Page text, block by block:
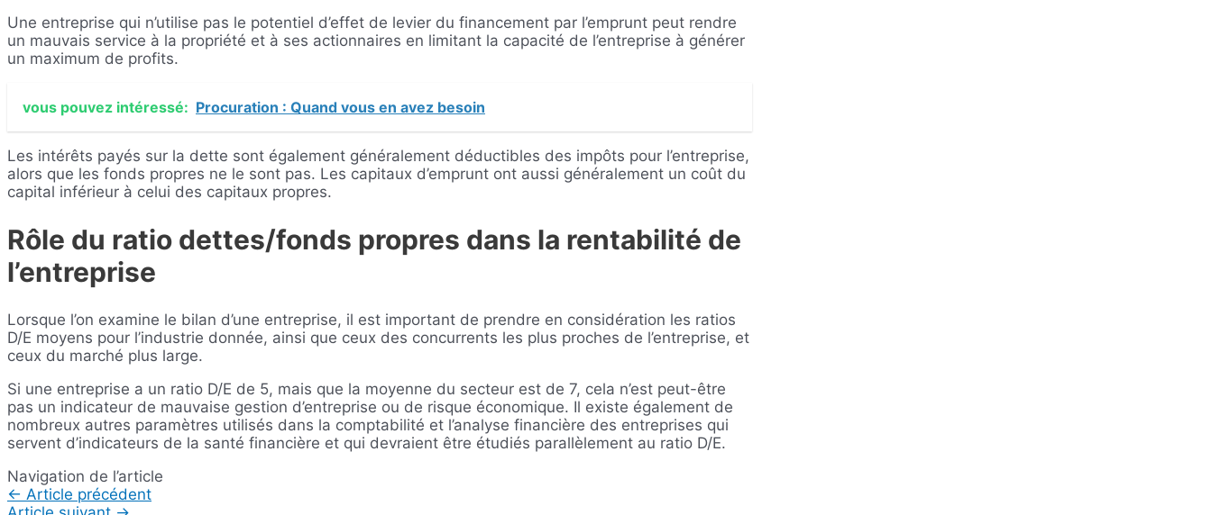
Une entreprise qui n’utilise pas le potentiel d’effet de levier du financement par l’emprunt peut rendre
un mauvais service à la propriété et à ses actionnaires en limitant la capacité de l’entreprise à générer
un maximum de profits.
vous pouvez intéressé: Procuration : Quand vous en avez besoin
Les intérêts payés sur la dette sont également généralement déductibles des impôts pour l’entreprise,
alors que les fonds propres ne le sont pas. Les capitaux d’emprunt ont aussi généralement un coût du
capital inférieur à celui des capitaux propres.
Rôle du ratio dettes/fonds propres dans la rentabilité de
l’entreprise
Lorsque l’on examine le bilan d’une entreprise, il est important de prendre en considération les ratios
D/E moyens pour l’industrie donnée, ainsi que ceux des concurrents les plus proches de l’entreprise, et
ceux du marché plus large.
Si une entreprise a un ratio D/E de 5, mais que la moyenne du secteur est de 7, cela n’est peut-être
pas un indicateur de mauvaise gestion d’entreprise ou de risque économique. Il existe également de
nombreux autres paramètres utilisés dans la comptabilité et l’analyse financière des entreprises qui
servent d’indicateurs de la santé financière et qui devraient être étudiés parallèlement au ratio D/E.
Navigation de l’article
← Article précédent